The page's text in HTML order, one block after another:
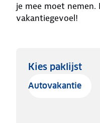
je mee moet nemen.
vakantiegevoel!
Kies paklijst
Autovakantie